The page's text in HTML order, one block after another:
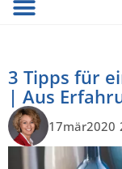
3 Tipps für
| Aus
17mär2020